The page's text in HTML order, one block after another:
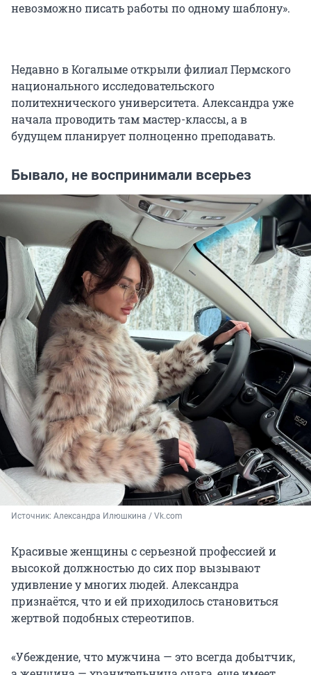
невозможно писать работы по одному шаблону».
Недавно в Когалыме открыли филиал Пермского
национального исследовательского
политехнического университета. Александра уже
начала проводить там мастер-классы, а в
будущем планирует полноценно преподавать.
Бывало, не воспринимали всерьез
Источник: Александра Илюшкина / Vk.com
Красивые женщины с серьезной профессией и
высокой должностью до сих пор вызывают
удивление у многих людей. Александра
признаётся, что и ей приходилось становиться
жертвой подобных стереотипов.
«Убеждение, что мужчина — это всегда добытчик,